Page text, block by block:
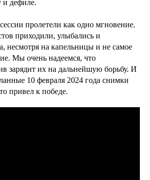
и дефиле.
пролетели как одно мгновение.
приходили, улыбались и
несмотря на капельницы и не самое
Мы очень надеемся, что
зарядит их на дальнейшую борьбу. И
10 февраля 2024 года снимки
привел к победе.